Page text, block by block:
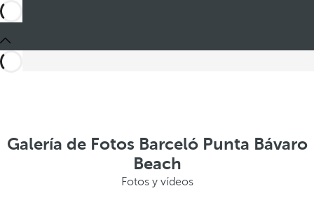
Galería de Fotos Barceló Punta Bávaro
Beach
Fotos y vídeos